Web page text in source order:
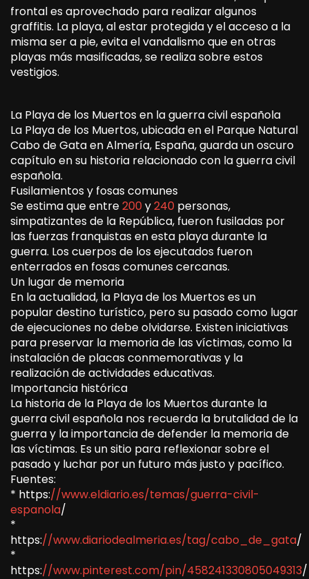
frontal es aprovechado para realizar algunos
graffitis. La playa, al estar protegida y el acceso a la
misma ser a pie, evita el vandalismo que en otras
playas más masificadas, se realiza sobre estos
vestigios.
La Playa de los Muertos en la guerra civil española
La Playa de los Muertos, ubicada en el Parque Natural
Cabo de Gata en Almería, España, guarda un oscuro
capítulo en su historia relacionado con la guerra civil
española.
Fusilamientos y fosas comunes
Se estima que entre200y240 personas,
simpatizantes de la República, fueron fusiladas por
las fuerzas franquistas en esta playa durante la
guerra. Los cuerpos de los ejecutados fueron
enterrados en fosas comunes cercanas.
Un lugar de memoria
En la actualidad, la Playa de los Muertos es un
popular destino turístico, pero su pasado como lugar
de ejecuciones no debe olvidarse. Existen iniciativas
para preservar la memoria de las víctimas, como la
instalación de placas conmemorativas y la
realización de actividades educativas.
Importancia histórica
La historia de la Playa de los Muertos durante la
guerra civil española nos recuerda la brutalidad de la
guerra y la importancia de defender la memoria de
las víctimas. Es un sitio para reflexionar sobre el
pasado y luchar por un futuro más justo y pacífico.
Fuentes:
* https://www.eldiario.es/temas/guerra-civil-
espanola/
*
https://www.diariodealmeria.es/tag/cabo_de_gata/
*
https://www.pinterest.com/pin/458241330805049313/